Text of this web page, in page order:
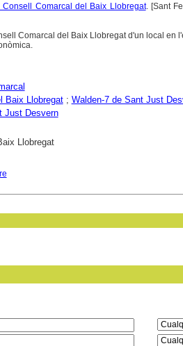
Comarcal del Baix Llobregat. [Sant
Comarcal del Baix Llobregat d'un local en
Baix Llobregat; Walden-7 de Sant Just
Just Desvern
Llobregat